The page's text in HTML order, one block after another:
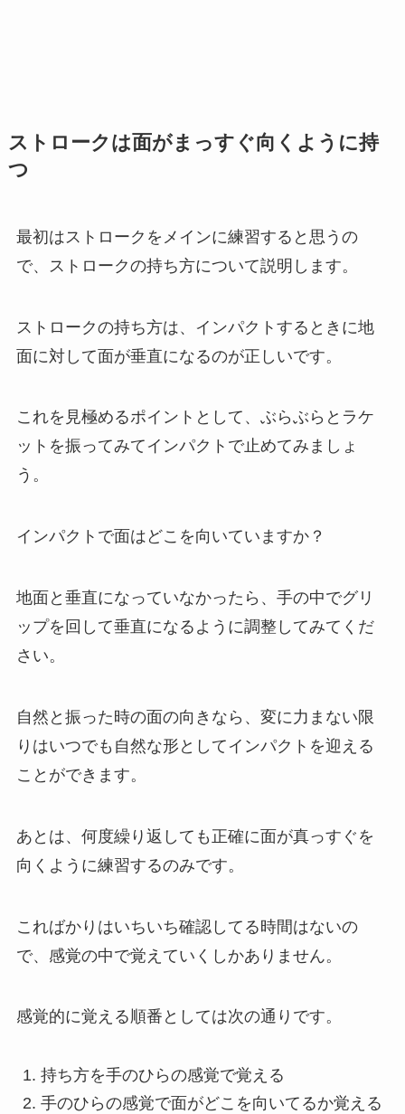
ストロークは面がまっすぐ向くように持
つ
最初はストロークをメインに練習すると思うの
で、ストロークの持ち方について説明します。
ストロークの持ち方は、インパクトするときに地
面に対して面が垂直になるのが正しいです。
これを見極めるポイントとして、ぶらぶらとラケ
ットを振ってみてインパクトで止めてみましょ
う。
インパクトで面はどこを向いていますか？
地面と垂直になっていなかったら、手の中でグリ
ップを回して垂直になるように調整してみてくだ
さい。
自然と振った時の面の向きなら、変に力まない限
りはいつでも自然な形としてインパクトを迎える
ことができます。
あとは、何度繰り返しても正確に面が真っすぐを
向くように練習するのみです。
こればかりはいちいち確認してる時間はないの
で、感覚の中で覚えていくしかありません。
感覚的に覚える順番としては次の通りです。
持ち方を手のひらの感覚で覚える
手のひらの感覚で面がどこを向いてるか覚える